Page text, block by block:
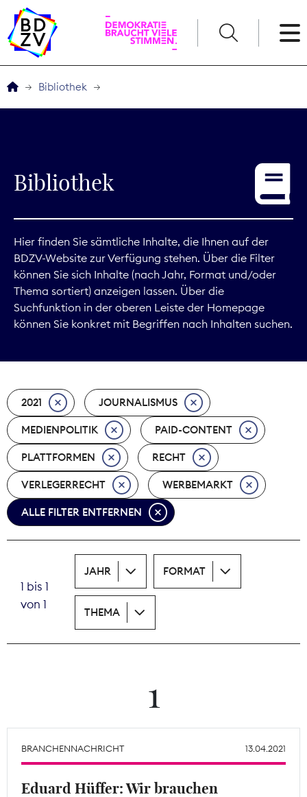
Service
Digitales
Kommunikation
Marktdaten
Nachhaltigkeit
Nachwuchs
Nova Award
Pressefreiheit
Print
Recht
Tarifpolitik
Theodor-Wolff-Preis
Mitgliederbereich
Bibliothek
Bibliothek
Hier finden Sie sämtliche Inhalte, die Ihnen auf der
BDZV-Website zur Verfügung stehen. Über die Filter
können Sie sich Inhalte (nach Jahr, Format und/oder
Thema sortiert) anzeigen lassen. Über die
Suchfunktion in der oberen Leiste der Homepage
können Sie konkret mit Begriffen nach Inhalten suchen.
2021 JOURNALISMUS
MEDIENPOLITIK PAID-CONTENT
PLATTFORMEN RECHT
VERLEGERRECHT WERBEMARKT
ALLE FILTER ENTFERNEN
1 bis 1
von 1
JAHR FORMAT
THEMA
1
BRANCHENNACHRICHT 13.04.2021
Eduard Hüffer: Wir brauchen